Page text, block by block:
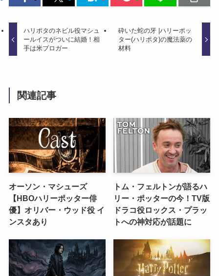
ハリポタのネビル役マシュ
ールイスがついに結婚！相
手は米ブロガー
砕いた蛇の牙 |ハリーポッ
ター(ハリポタ)の魔法薬の
材料
関連記事
オーソン・マシューズ
【HBOハリーポッター俳
優】オリバー・ウッド役 イ
ンスタあり
トム・フェルトンが語るハ
リー・ポッターの今！TV版
ドラコ役ロックス・プラッ
トへの神対応が話題に